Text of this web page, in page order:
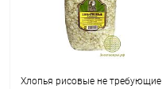
Хлопья рисовые не требующие